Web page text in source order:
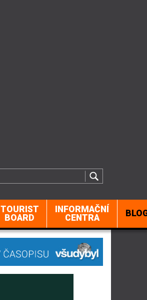
TOURIST
BOARD
INFORMAČNÍ
CENTRA